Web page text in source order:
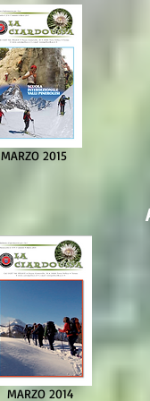
MARZO 2015
MARZO 2014